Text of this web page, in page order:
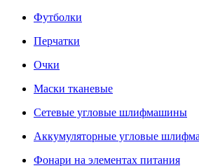
Футболки
Перчатки
Очки
Маски тканевые
Сетевые угловые шлифмашины
Аккумуляторные угловые
Фонари на элементах питания